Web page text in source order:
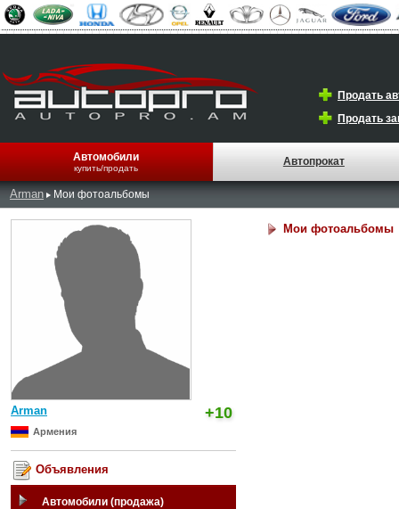
Продать
Продать
Автомобили
купить/продать
Автопрокат
Arman Мои фотоальбомы
Arman +10
Армения
Объявления
Автомобили (продажа)
Мои фотоальбомы